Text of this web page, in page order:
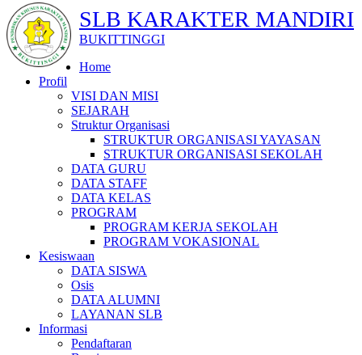
SLB KARAKTER MANDIRI
BUKITTINGGI
Home
Profil
VISI DAN MISI
SEJARAH
Struktur Organisasi
STRUKTUR ORGANISASI YAYASAN
STRUKTUR ORGANISASI SEKOLAH
DATA GURU
DATA STAFF
DATA KELAS
PROGRAM
PROGRAM KERJA SEKOLAH
PROGRAM VOKASIONAL
Kesiswaan
DATA SISWA
Osis
DATA ALUMNI
LAYANAN SLB
Informasi
Pendaftaran